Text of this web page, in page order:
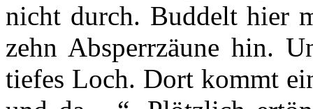
nicht durch. Buddelt hier
zehn Absperrzäune hin.
tiefes Loch. Dort kommt